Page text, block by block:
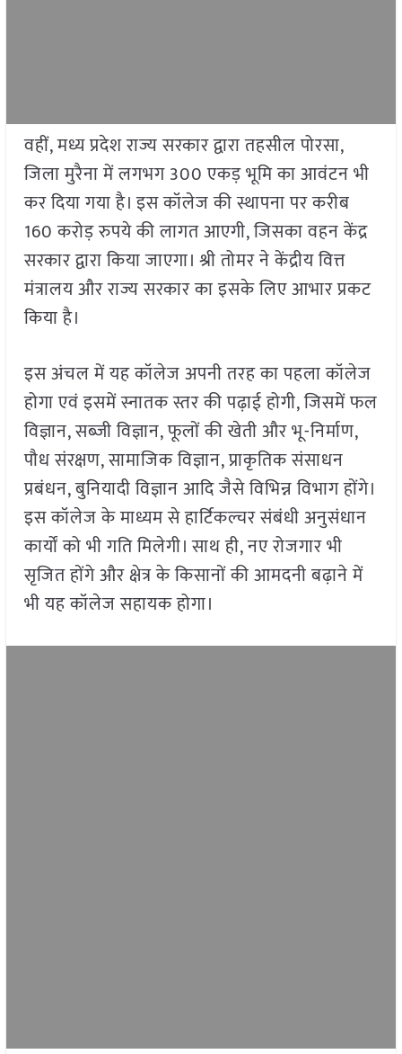
वहीं, मध्य प्रदेश राज्य सरकार द्वारा तहसील पोरसा,
जिला मुरैना में लगभग 300 एकड़ भूमि का आवंटन भी
कर दिया गया है। इस कॉलेज की स्थापना पर करीब
160 करोड़ रुपये की लागत आएगी, जिसका वहन केंद्र
सरकार द्वारा किया जाएगा। श्री तोमर ने केंद्रीय वित्त
मंत्रालय और राज्य सरकार का इसके लिए आभार प्रकट
किया है।
इस अंचल में यह कॉलेज अपनी तरह का पहला कॉलेज
होगा एवं इसमें स्नातक स्तर की पढ़ाई होगी, जिसमें फल
विज्ञान, सब्जी विज्ञान, फूलों की खेती और भू-निर्माण,
पौध संरक्षण, सामाजिक विज्ञान, प्राकृतिक संसाधन
प्रबंधन, बुनियादी विज्ञान आदि जैसे विभिन्न विभाग होंगे।
इस कॉलेज के माध्यम से हार्टिकल्चर संबंधी अनुसंधान
कार्यों को भी गति मिलेगी। साथ ही, नए रोजगार भी
सृजित होंगे और क्षेत्र के किसानों की आमदनी बढ़ाने में
भी यह कॉलेज सहायक होगा।